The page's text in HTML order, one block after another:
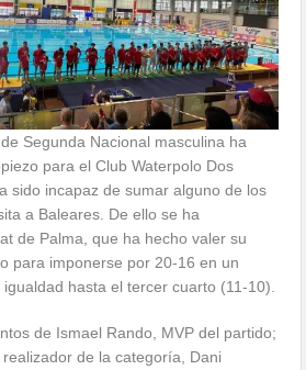
Segunda Nacional masculina ha
para el Club Waterpolo Dos
sido incapaz de sumar alguno de los
a Baleares. De ello se ha
de Palma, que ha hecho valer su
para imponerse por 20-16 en un
hasta el tercer cuarto (11-10).
de Ismael Rando, MVP del partido;
de la categoría, Dani